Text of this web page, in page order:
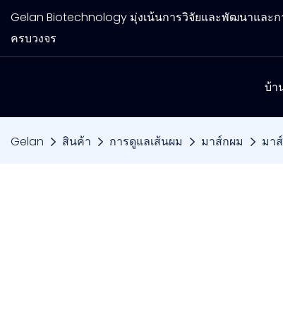
Gelan Biotechnology มุ่งเน้นการวิจัยและพัฒนาและ
ครบวงจร
บ้า
Gelan สินค้า การดูแลเส้นผม มาส์กผม มา